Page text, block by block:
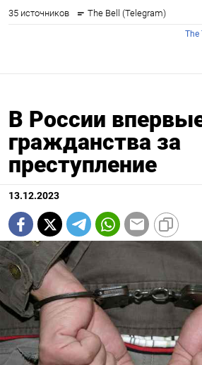
В России
гражданства за
преступление
13.12.2023